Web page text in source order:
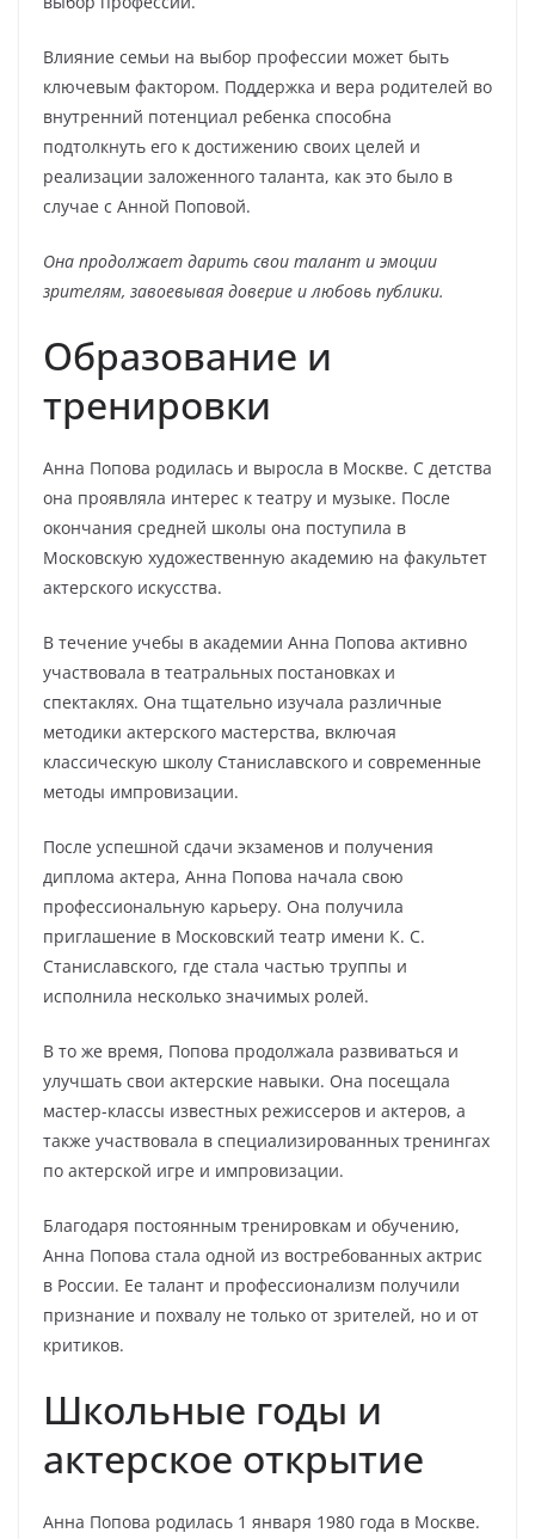
Влияние семьи на выбор профессии может быть
ключевым фактором. Поддержка и вера родителей во
внутренний потенциал ребенка способна
подтолкнуть его к достижению своих целей и
реализации заложенного таланта, как это было в
случае с Анной Поповой.
Она продолжает дарить свои талант и эмоции
зрителям, завоевывая доверие и любовь публики.
Образование и
тренировки
Анна Попова родилась и выросла в Москве. С детства
она проявляла интерес к театру и музыке. После
окончания средней школы она поступила в
Московскую художественную академию на факультет
актерского искусства.
В течение учебы в академии Анна Попова активно
участвовала в театральных постановках и
спектаклях. Она тщательно изучала различные
методики актерского мастерства, включая
классическую школу Станиславского и современные
методы импровизации.
После успешной сдачи экзаменов и получения
диплома актера, Анна Попова начала свою
профессиональную карьеру. Она получила
приглашение в Московский театр имени К. С.
Станиславского, где стала частью труппы и
исполнила несколько значимых ролей.
В то же время, Попова продолжала развиваться и
улучшать свои актерские навыки. Она посещала
мастер-классы известных режиссеров и актеров, а
также участвовала в специализированных тренингах
по актерской игре и импровизации.
Благодаря постоянным тренировкам и обучению,
Анна Попова стала одной из востребованных актрис
в России. Ее талант и профессионализм получили
признание и похвалу не только от зрителей, но и от
критиков.
Школьные годы и
актерское открытие
Анна Попова родилась 1 января 1980 года в Москве.